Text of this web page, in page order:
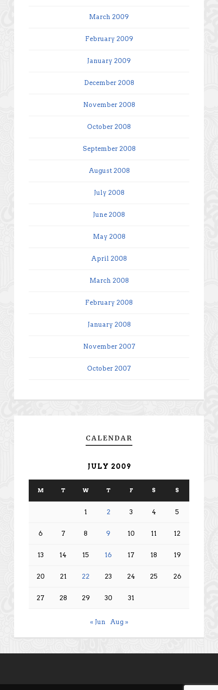
March 2009
February 2009
January 2009
December 2008
November 2008
October 2008
September 2008
August 2008
July 2008
June 2008
May 2008
April 2008
March 2008
February 2008
January 2008
November 2007
October 2007
CALENDAR
JULY 2009
M T W T F S S
1 2 3 4 5
6 7 8 9 10 11 12
13 14 15 16 17 18 19
20 21 22 23 24 25 26
27 28 29 30 31
« Jun Aug »